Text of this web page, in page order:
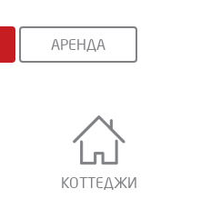
АРЕНДА
КОТТЕДЖИ